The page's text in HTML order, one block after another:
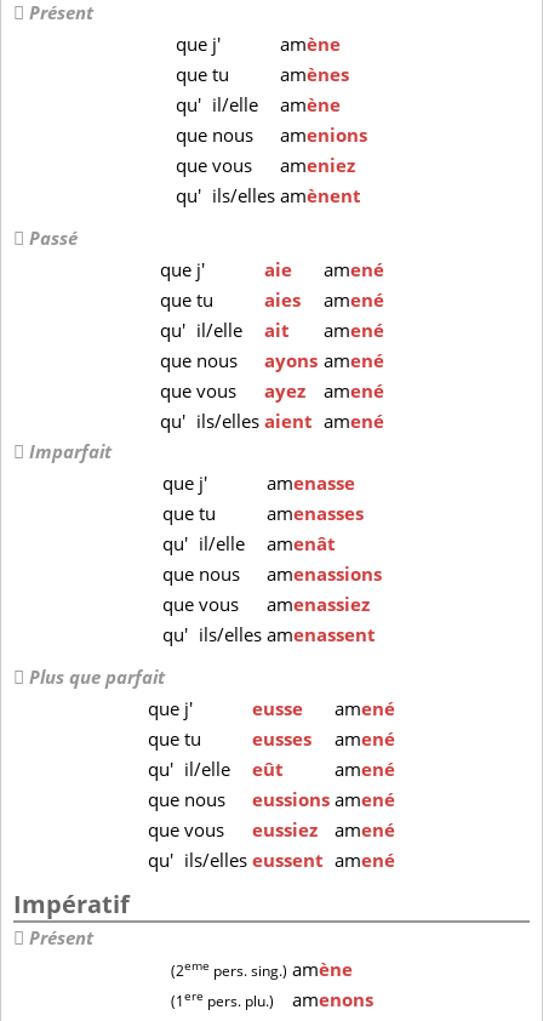
Présent
que j' amène
quetu amènes
qu' il/elle amène
que nous amenions
quevous ameniez
qu' ils/ellesamènent
Passé
que j' aie amené
que tu aies amené
qu' il/elle ait amené
que nous ayons amené
que vous ayez amené
qu' ils/elles aient amené
Imparfait
que j' amenasse
que tu amenasses
qu' il/elle amenât
que nous amenassions
que vous amenassiez
qu' ils/elles amenassent
Plus que parfait
que j' eusse amené
quetu eusses amené
qu' il/elle eût amené
que nous eussionsamené
quevous eussiez amené
qu' ils/elleseussent amené
Impératif
Présent
(2eme pers. sing.) amène
(1ere pers. plu.) amenons